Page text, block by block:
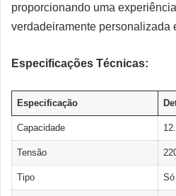
proporcionando uma
verdadeiramente personalizada
Especificações Técnicas:
Especificação
Capacidade
Tensão
Tipo